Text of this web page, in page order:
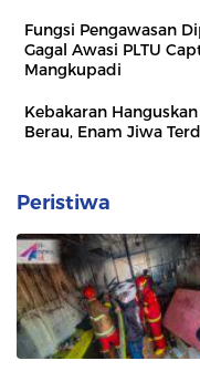
Fungsi Pengawasan
Gagal Awasi PLTU
Mangkupadi
Kebakaran
Berau, Enam Jiwa
Peristiwa